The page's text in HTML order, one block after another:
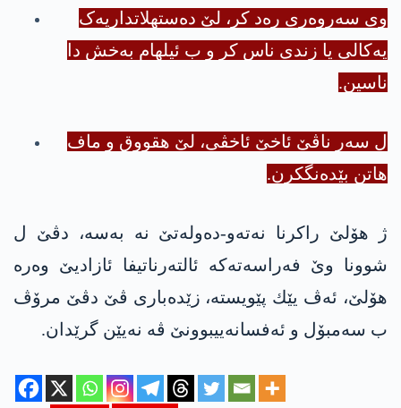
وی سەروەری رەد کر، لێ دەستهلاتداریەک
یەکالی یا زندی ناس کر و ب ئیلهام به‌خش دا
ناسین.
ل سەر ناڤێ ئاخێ ئاخڤی، لێ هقووق و ماف
هاتن بێدەنگکرن.
ژ هۆلێ راکرنا نەتەو-دەولەتێ نە بەسە، دڤێ ل
شوونا وێ فەراسەتەکە ئالتەرناتیفا ئازادیێ وه‌ره‌
هۆلێ، ئه‌ڤ یێك پێویسته‌، زێده‌باری ڤێ دڤێ مرۆڤ
ب سەمبۆل و ئه‌فسانه‌ییبوونێ ڤە نه‌یێن گرێدان.